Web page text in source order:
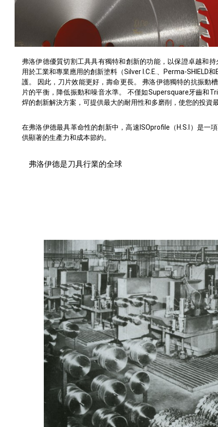
弗洛伊德優質切割工具具有獨特和創新的功能，以保證卓越和
用於工業和專業應用的創新塗料（Silver I.C.E.、Perma-SHIELD
護。 因此，刀片效能更好，壽命更長。 弗洛伊德獨特的抗振動
片的平衡，降低振動和噪音水準。 不僅如Supersquare牙齒和
焊的創新解決方案，可提供最大的耐用性和多磨削，使您的投資
在弗洛伊德最具革命性的創新中，高速ISOprofile（H.S.I）是一
供顯著的生產力和成本節約。
弗洛伊德是刀具行業的全球